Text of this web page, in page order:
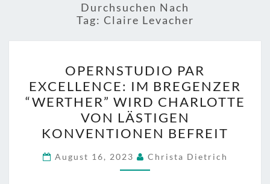
Durchsuchen Nach
Tag: Claire Levacher
PAR
EXCELLENCE:
IM
BREGENZER
“WERTHER”
WIRD
CHARLOTTE
OPERNSTUDIO PAR
EXCELLENCE: IM BREGENZER
“WERTHER” WIRD CHARLOTTE
VON LÄSTIGEN
KONVENTIONEN BEFREIT
August 16, 2023 Christa Dietrich